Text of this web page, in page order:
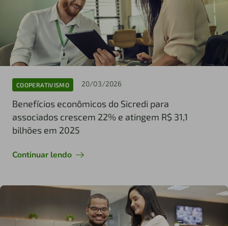
COOPERATIVISMO 20/03/2026
Benefícios econômicos do Sicredi para
associados crescem 22% e atingem R$ 31,1
bilhões em 2025
Continuar lendo